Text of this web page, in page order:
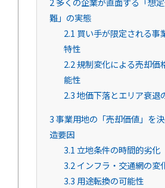
難」の実態
2.1 買い手が限定される事
特性
2.2規制変化による売却価
能性
2.3地価下落とエリア衰退
3事業用地の「売却価値」を
造要因
3.1 立地条件の時間的劣化
3.2インフラ・交通網の変
3.3 用途転換の可能性